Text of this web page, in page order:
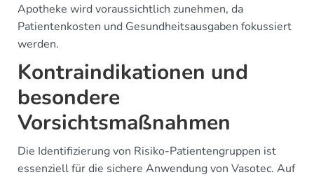
Apotheke wird voraussichtlich zunehmen, da
Patientenkosten und Gesundheitsausgaben fokussiert
werden.
Kontraindikationen und
besondere
Vorsichtsmaßnahmen
Die Identifizierung von Risiko-Patientengruppen ist
essenziell für die sichere Anwendung von Vasotec. Auf